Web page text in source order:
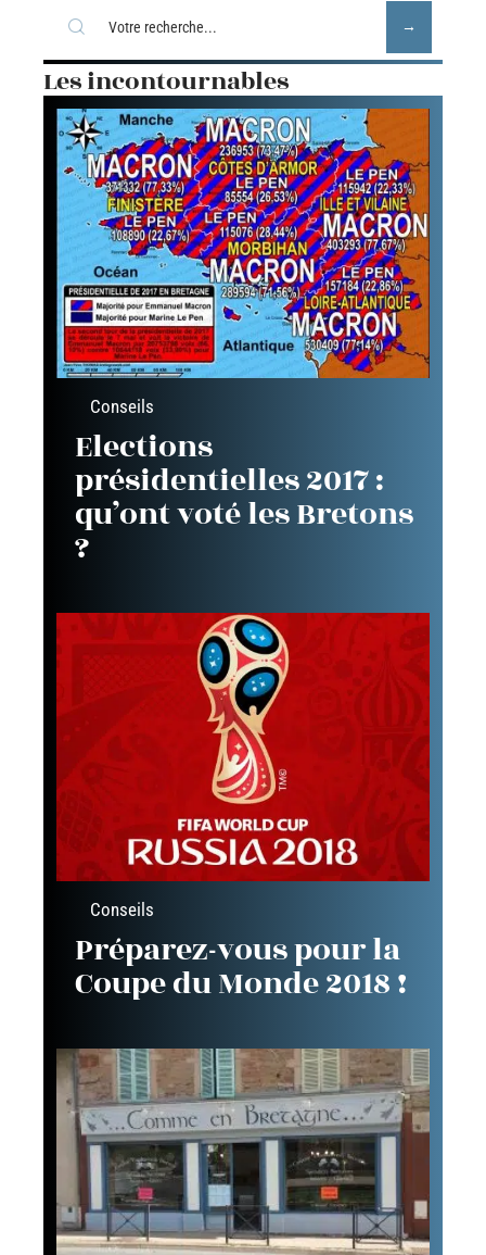
Les incontournables
Conseils
Elections
présidentielles 2017 :
qu’ont voté les Bretons
?
Conseils
Préparez-vous pour la
Coupe du Monde 2018 !